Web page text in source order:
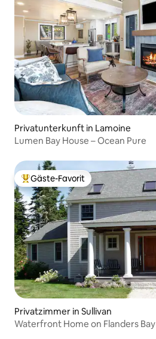
Privatunterkunft in Lamoine
Lumen Bay House – Ocean Pure
Beliebter Gäste-Favorit.
Gäste-Favorit
Privatzimmer in Sullivan
Waterfront Home on Flanders Bay